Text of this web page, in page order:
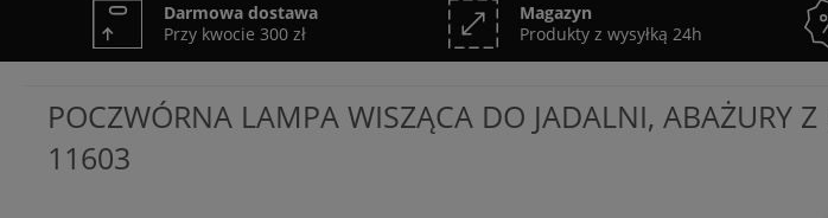
Darmowa dostawa
Przy kwocie 300 zł
Magazyn
Produkty z wysyłką 24h
POCZWÓRNA LAMPA WISZĄCA DO JADALNI, ABAŻURY
11603